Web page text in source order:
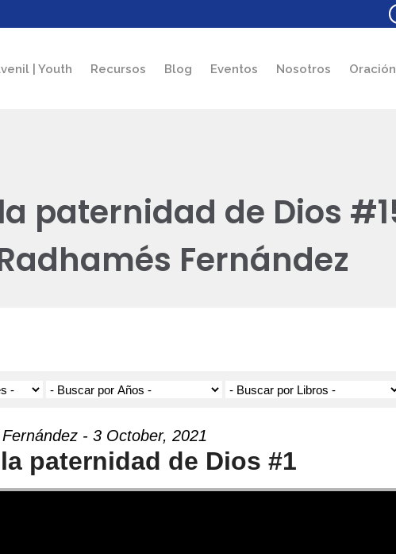
| Youth Recursos Blog Eventos Nosotros Oración
paternidad de Dios
Fernández
- 3 October, 2021
paternidad de Dios #1